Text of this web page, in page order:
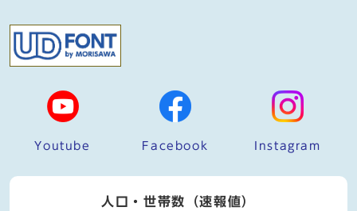
Youtube Facebook Instagram
人口・世帯数（速報値）